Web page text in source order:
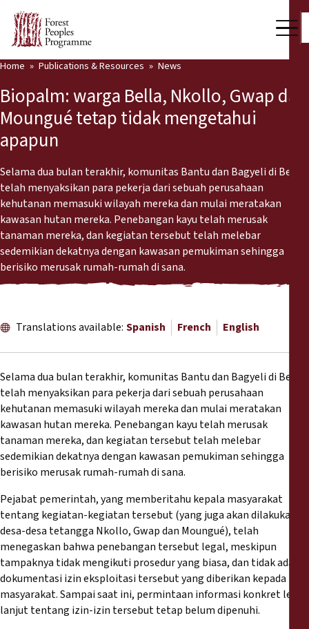
Who we are
Press Room
Our Work
Community Voices
Partners & Countries
Latest News
Publications & Resources
Back
Publications & Resources
Press Releases
Training Materials
Briefing Papers
Legal Submissions
Declarations
Annual Reports
Home Publications & Resources News
Biopalm: warga Bella, Nkollo, Gwap dan
Moungué tetap tidak mengetahui
apapun
Selama dua bulan terakhir, komunitas Bantu dan Bagyeli di Bella
telah menyaksikan para pekerja dari sebuah perusahaan
kehutanan memasuki wilayah mereka dan mulai meratakan
kawasan hutan mereka. Penebangan kayu telah merusak
tanaman mereka, dan kegiatan tersebut telah melebar
sedemikian dekatnya dengan kawasan pemukiman sehingga
berisiko merusak rumah-rumah di sana.
Translations available: Spanish French English
Selama dua bulan terakhir, komunitas Bantu dan Bagyeli di Bella
telah menyaksikan para pekerja dari sebuah perusahaan
kehutanan memasuki wilayah mereka dan mulai meratakan
kawasan hutan mereka. Penebangan kayu telah merusak
tanaman mereka, dan kegiatan tersebut telah melebar
sedemikian dekatnya dengan kawasan pemukiman sehingga
berisiko merusak rumah-rumah di sana.
Pejabat pemerintah, yang memberitahu kepala masyarakat
tentang kegiatan-kegiatan tersebut (yang juga akan dilakukan di
desa-desa tetangga Nkollo, Gwap dan Moungué), telah
menegaskan bahwa penebangan tersebut legal, meskipun
tampaknya tidak mengikuti prosedur yang biasa, dan tidak ada
dokumentasi izin eksploitasi tersebut yang diberikan kepada
masyarakat. Sampai saat ini, permintaan informasi konkret lebih
lanjut tentang izin-izin tersebut tetap belum dipenuhi.